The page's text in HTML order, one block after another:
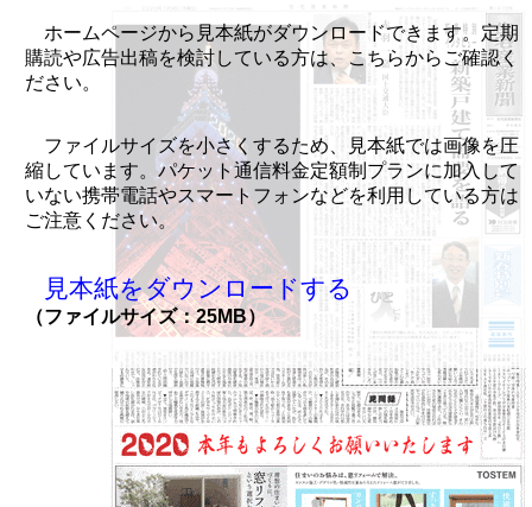
ホームページから見本紙がダウンロードできます。定期
購読や広告出稿を検討している方は、こちらからご確認く
ださい。
ファイルサイズを小さくするため、見本紙では画像を圧
縮しています。パケット通信料金定額制プランに加入して
いない携帯電話やスマートフォンなどを利用している方は
ご注意ください。
見本紙をダウンロードする
（ファイルサイズ：25MB）